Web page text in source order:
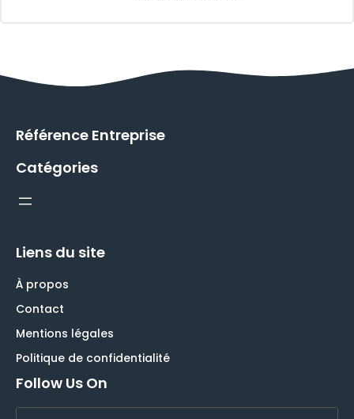
Référence Entreprise
Catégories
Liens du site
À propos
Contact
Mentions légales
Politique de confidentialité
Follow Us On